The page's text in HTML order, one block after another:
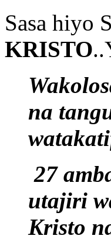
Sasa hiyo
KRISTO
na
27
utajiri
Kristo